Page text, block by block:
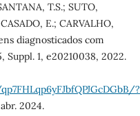
T.S.; SUTO,
E.; CARVALHO,
diagnosticados com
Suppl. 1, e20210038, 2022.
?
2024.